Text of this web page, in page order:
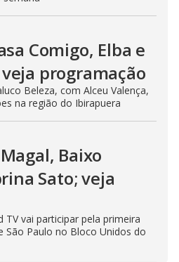
Comigo, Elba e
programação
Beleza, com Alceu Valença,
na região do Ibirapuera
Baixo
Sato; veja
TV vai participar pela primeira
São Paulo no Bloco Unidos do